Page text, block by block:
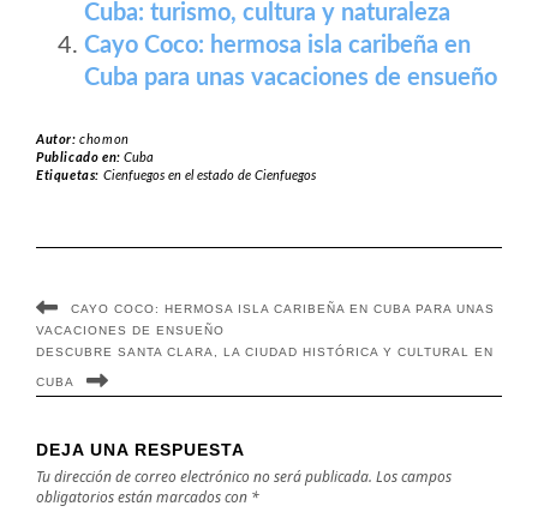
Cuba: turismo, cultura y naturaleza
Cayo Coco: hermosa isla caribeña en
Cuba para unas vacaciones de ensueño
Autor:chomon
Publicado en:Cuba
Etiquetas: Cienfuegos en el estado de Cienfuegos
CAYO COCO: HERMOSA ISLA CARIBEÑA EN CUBA PARA UNAS
VACACIONES DE ENSUEÑO
DESCUBRE SANTA CLARA, LA CIUDAD HISTÓRICA Y CULTURAL EN
CUBA
DEJA UNA RESPUESTA
Tu dirección de correo electrónico no será publicada. Los campos
obligatorios están marcados con *